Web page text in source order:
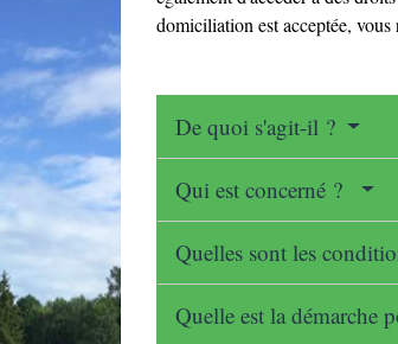
domiciliation est acceptée,
De quoi s'agit-il ?
Qui est concerné ?
Quelles sont les
Quelle est la démarche